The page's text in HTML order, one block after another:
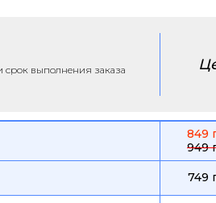
срок выполнения заказа
849
949
749